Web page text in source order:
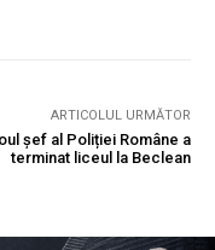
ARTICOLUL URMĂTOR
șef al Poliției Române a
terminat liceul la Beclean